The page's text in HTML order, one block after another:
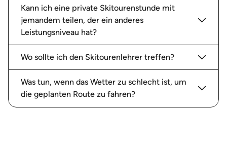
Kann ich eine private Skitourenstunde mit
jemandem teilen, der ein anderes
Leistungsniveau hat?
Wo sollte ich den Skitourenlehrer treffen?
Was tun, wenn das Wetter zu schlecht ist, um
die geplanten Route zu fahren?